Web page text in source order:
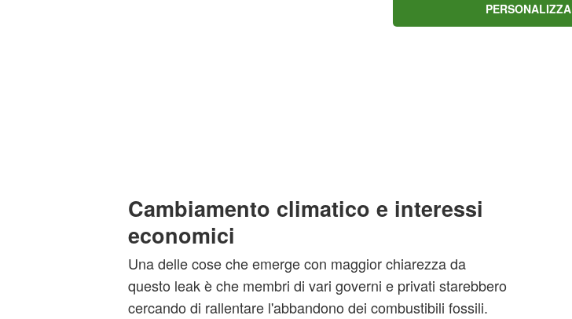
Cambiamento climatico e interessi
economici
Una delle cose che emerge con maggior chiarezza da
questo leak è che membri di vari governi e privati starebbero
cercando di rallentare l'abbandono dei combustibili fossili.
PERSONALIZZA